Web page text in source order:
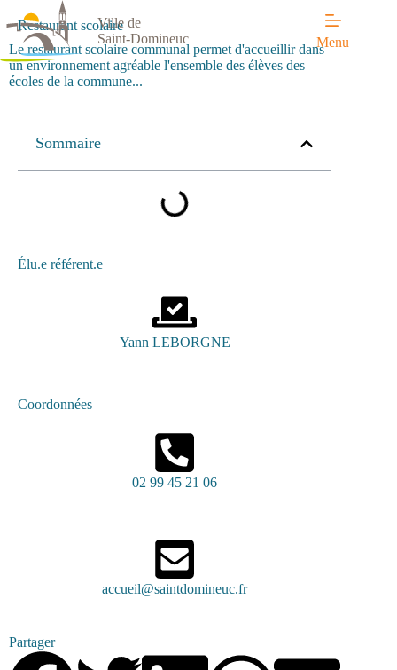
Ville de
Saint-Domineuc
Menu
Restaurant scolaire
Le restaurant scolaire communal permet d'accueillir dans
un environnement agréable l'ensemble des élèves des
écoles de la commune...
Sommaire
Élu.e référent.e
Yann LEBORGNE
Coordonnées
02 99 45 21 06
accueil@saintdomineuc.fr
Partager